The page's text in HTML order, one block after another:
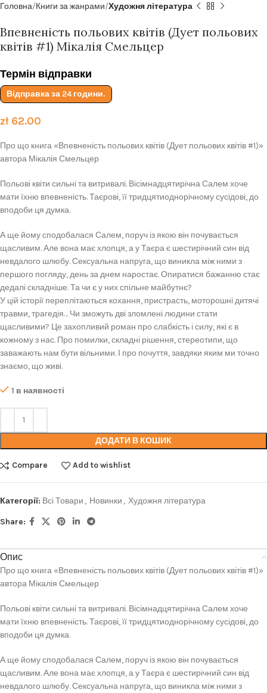
Головна Книги за жанрами Художня література
Впевненість польових квітів (Дует польових
квітів #1) Мікалія Смельцер
Термін відправки
Відправка за 24 години.
zł62.00
Про що книга «Впевненість польових квітів (Дует польових квітів #1)»
автора Мікалія Смельцер
Польові квіти сильні та витривалі. Вісімнадцятирічна Салем хоче
мати їхню впевненість. Таєрові, її тридцятиоднорічному сусідові, до
вподоби ця думка.
А ще йому сподобалася Салем, поруч із якою він почувається
щасливим. Але вона має хлопця, а у Таєра є шестирічний син від
невдалого шлюбу. Сексуальна напруга, що виникла між ними з
першого погляду, день за днем наростає. Опиратися бажанню стає
дедалі складніше. Та чи є у них спільне майбутнє?
У цій історії переплітаються кохання, пристрасть, моторошні дитячі
травми, трагедія… Чи зможуть дві зломлені людини стати
щасливими? Це захопливий роман про слабкість і силу, які є в
кожному з нас. Про помилки, складні рішення, стереотипи, що
заважають нам бути вільними. І про почуття, завдяки яким ми точно
знаємо, що живі.
1 в наявності
ДОДАТИ В КОШИК
Compare Add to wishlist
Категорії: Всі Товари , Новинки , Художня література
Share:
Опис
Про що книга «Впевненість польових квітів (Дует польових квітів #1)»
автора Мікалія Смельцер
Польові квіти сильні та витривалі. Вісімнадцятирічна Салем хоче
мати їхню впевненість. Таєрові, її тридцятиоднорічному сусідові, до
вподоби ця думка.
А ще йому сподобалася Салем, поруч із якою він почувається
щасливим. Але вона має хлопця, а у Таєра є шестирічний син від
невдалого шлюбу. Сексуальна напруга, що виникла між ними з